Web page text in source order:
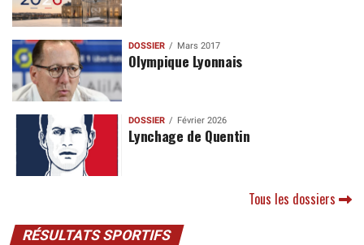
DOSSIER Mars 2017
Olympique Lyonnais
DOSSIER Février 2026
Lynchage de Quentin
Tous les dossiers
RÉSULTATS SPORTIFS